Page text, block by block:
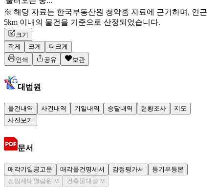
※ 해당 자료는 한국부동산원 청약홈 자료에 근거하며, 인근
5km 이내의 물건을 기준으로 산정되었습니다.
크기
작게
크게
더크게
인쇄
공유 보관
대법원
물건내역 사건내역 기일내역 송달내역 현황조사
지도
사진보기
문서
매각기일공고문 매각물건명세서 감정평가서
등기부등본
전입세대열람원
M 건축물대장 M